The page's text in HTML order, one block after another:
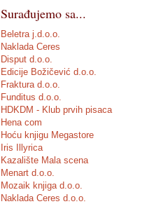
Surađujemo sa...
Beletra j.d.o.o.
Naklada Ceres
Disput d.o.o.
Edicije Božičević d.o.o.
Fraktura d.o.o.
Funditus d.o.o.
HDKDM - Klub prvih pisaca
Hena com
Hoću knjigu Megastore
Iris Illyrica
Kazalište Mala scena
Menart d.o.o.
Mozaik knjiga d.o.o.
Naklada Ceres d.o.o.